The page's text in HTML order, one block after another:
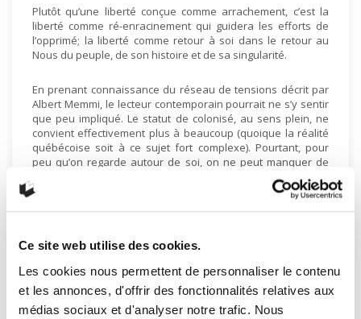
Ce site web utilise des cookies.
Les cookies nous permettent de personnaliser le contenu
et les annonces, d'offrir des fonctionnalités relatives aux
médias sociaux et d'analyser notre trafic. Nous
Plutôt qu’une liberté conçue comme arrachement, c’est la
liberté comme ré-enracinement qui guidera les efforts de
l’opprimé; la liberté comme retour à soi dans le retour au
Nous du peuple, de son histoire et de sa singularité.
En prenant connaissance du réseau de tensions décrit par
Albert Memmi, le lecteur contemporain pourrait ne s’y sentir
que peu impliqué. Le statut de colonisé, au sens plein, ne
convient effectivement plus à beaucoup (quoique la réalité
québécoise soit à ce sujet fort complexe). Pourtant, pour
peu qu’on regarde autour de soi, on ne peut manquer de
constater le déracinement constant auquel nous engagent
les trompettes tonitruantes du « progrès ». Dans ce contexte
colonisé – Portrait du colonisateurest un livre nécessaire.
Une chronique du livre d’ Albert Memmiproposée par
David Labrecque .